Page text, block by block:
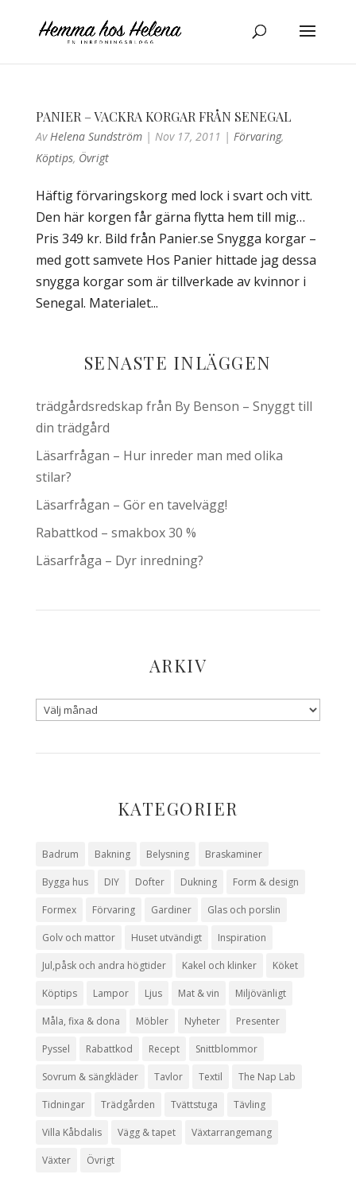
PANIER – VACKRA KORGAR FRÅN SENEGAL
AvHelena Sundström| Nov 17, 2011 | Förvaring,
Köptips, Övrigt
Häftig förvaringskorg med lock i svart och vitt.
Den här korgen får gärna flytta hem till mig…
Pris 349 kr. Bild från Panier.se Snygga korgar –
med gott samvete Hos Panier hittade jag dessa
snygga korgar som är tillverkade av kvinnor i
Senegal. Materialet...
SENASTE INLÄGGEN
trädgårdsredskap från By Benson – Snyggt till
din trädgård
Läsarfrågan – Hur inreder man med olika
stilar?
Läsarfrågan – Gör en tavelvägg!
Rabattkod – smakbox 30 %
Läsarfråga – Dyr inredning?
ARKIV
KATEGORIER
Badrum Bakning Belysning Braskaminer
Bygga hus DIY Dofter Dukning Form & design
Formex Förvaring Gardiner Glas och porslin
Golv och mattor Huset utvändigt Inspiration
Jul,påsk och andra högtider Kakel och klinker Köket
Köptips Lampor Ljus Mat & vin Miljövänligt
Måla, fixa & dona Möbler Nyheter Presenter
Pyssel Rabattkod Recept Snittblommor
Sovrum & sängkläder Tavlor Textil The Nap Lab
Tidningar Trädgården Tvättstuga Tävling
Villa Kåbdalis Vägg & tapet Växtarrangemang
Växter Övrigt